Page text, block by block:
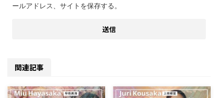
ールアドレス、サイトを保存する。
関連記事